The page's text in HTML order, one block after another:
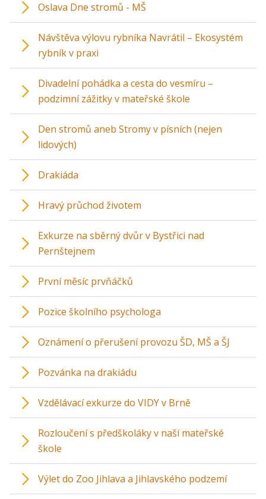
Oslava Dne stromů - MŠ
Návštěva výlovu rybníka Navrátil – Ekosystém
rybník v praxi
Divadelní pohádka a cesta do vesmíru –
podzimní zážitky v mateřské škole
Den stromů aneb Stromy v písních (nejen
lidových)
Drakiáda
Hravý průchod životem
Exkurze na sběrný dvůr v Bystřici nad
Pernštejnem
První měsíc prvňáčků
Pozice školního psychologa
Oznámení o přerušení provozu ŠD, MŠ a ŠJ
Pozvánka na drakiádu
Vzdělávací exkurze do VIDY v Brně
Rozloučení s předškoláky v naší mateřské
škole
Výlet do Zoo Jihlava a Jihlavského podzemí